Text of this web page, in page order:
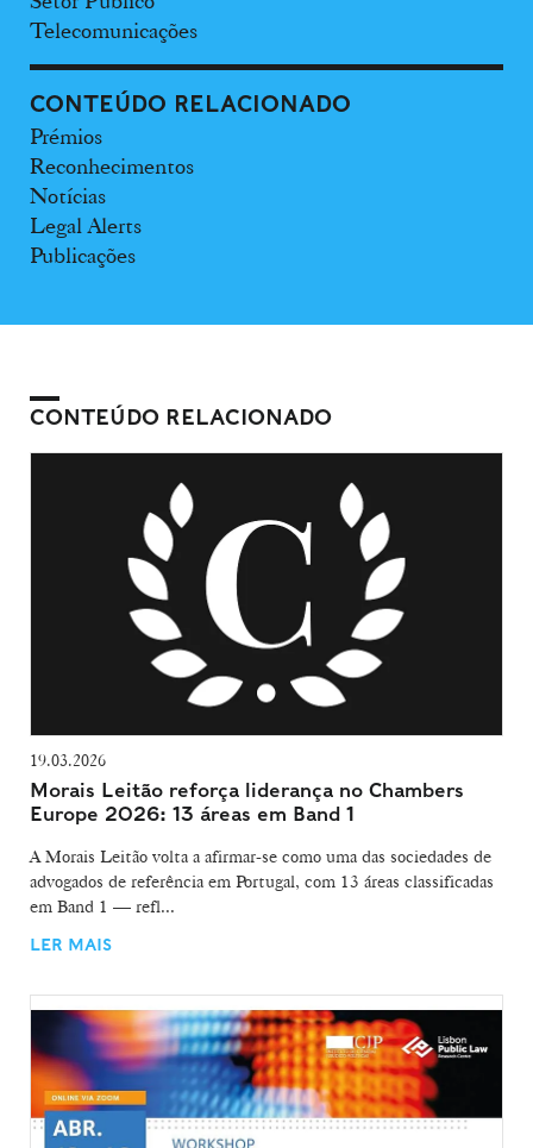
Telecomunicações
CONTEÚDO RELACIONADO
Prémios
Reconhecimentos
Notícias
Legal Alerts
Publicações
CONTEÚDO RELACIONADO
19.03.2026
Morais Leitão reforça liderança no Chambers
Europe 2026: 13 áreas em Band 1
A Morais Leitão volta a afirmar-se como uma das sociedades de
advogados de referência em Portugal, com 13 áreas classificadas
em Band 1 — refl...
LER MAIS